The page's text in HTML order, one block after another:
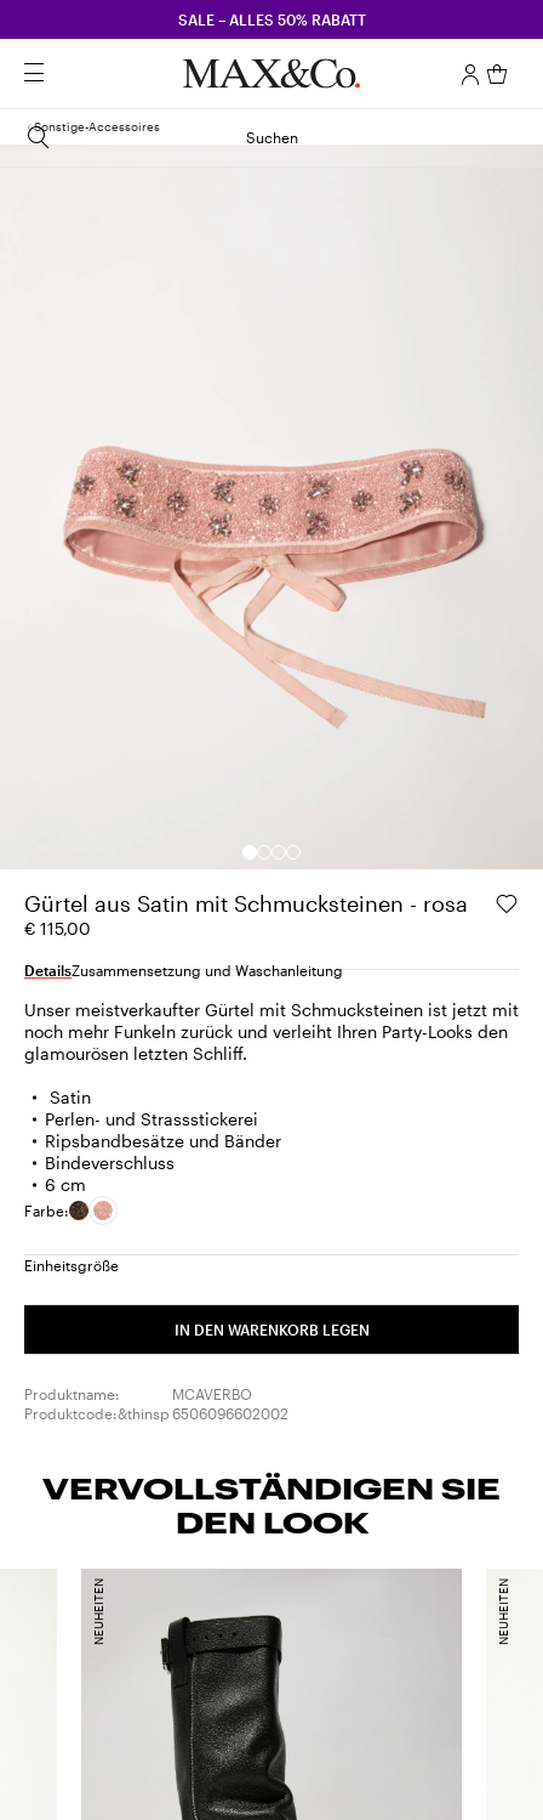
SALE – ALLES 50% RABATT
Suchen
Sonstige-Accessoires
Gürtel aus Satin mit Schmucksteinen - rosa
€ 115,00
DetailsZusammensetzung und Waschanleitung
Unser meistverkaufter Gürtel mit Schmucksteinen ist jetzt mit
noch mehr Funkeln zurück und verleiht Ihren Party-Looks den
glamourösen letzten Schliff.
Satin
Perlen- und Strassstickerei
Ripsbandbesätze und Bänder
Bindeverschluss
6 cm
Farbe:
Einheitsgröße
IN DEN WARENKORB LEGEN
Produktname:
MCAVERBO
Produktcode:&thinsp 6506096602002
VERVOLLSTÄNDIGEN SIE
DEN LOOK
NEUHEITEN NEUHEITEN